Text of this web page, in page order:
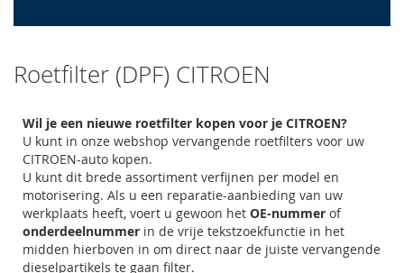
Roetfilter (DPF) CITROEN
Wil je een nieuwe roetfilter kopen voor je CITROEN?
U kunt in onze webshop vervangende roetfilters voor uw
CITROEN-auto kopen.
U kunt dit brede assortiment verfijnen per model en
motorisering. Als u een reparatie-aanbieding van uw
werkplaats heeft, voert u gewoon het OE-nummer of
onderdeelnummer in de vrije tekstzoekfunctie in het
midden hierboven in om direct naar de juiste vervangende
dieselpartikels te gaan filter.